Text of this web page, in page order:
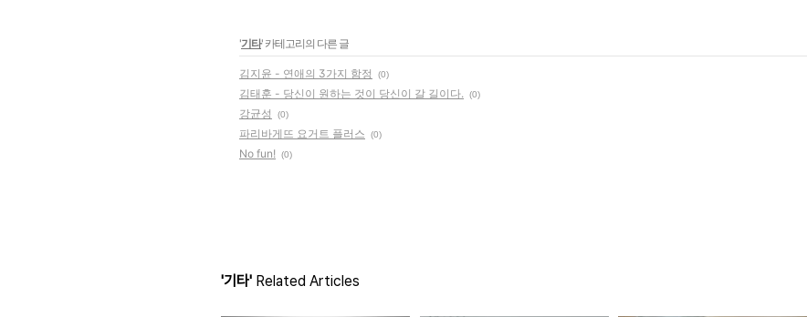
'기타' 카테고리의 다른 글
김지윤 - 연애의 3가지 함정 (0)
김태훈 - 당신이 원하는 것이 당신이 갈 길이다. (0)
강균성 (0)
파리바게뜨 요거트 플러스 (0)
No fun! (0)
'기타' Related Articles